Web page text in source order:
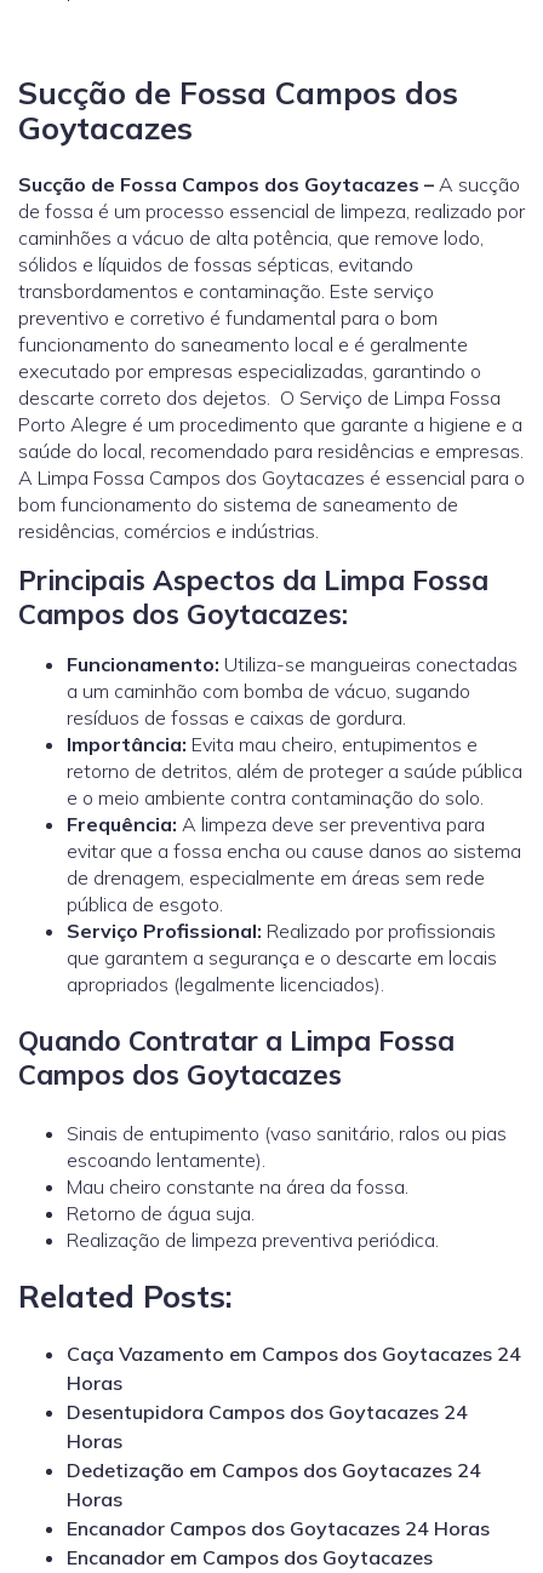
Sucção de Fossa Campos dos
Goytacazes
Sucção de Fossa Campos dos Goytacazes – A sucção
de fossa é um processo essencial de limpeza, realizado por
caminhões a vácuo de alta potência, que remove lodo,
sólidos e líquidos de fossas sépticas, evitando
transbordamentos e contaminação. Este serviço
preventivo e corretivo é fundamental para o bom
funcionamento do saneamento local e é geralmente
executado por empresas especializadas, garantindo o
descarte correto dos dejetos. O Serviço de Limpa Fossa
Porto Alegre é um procedimento que garante a higiene e a
saúde do local, recomendado para residências e empresas.
A Limpa Fossa Campos dos Goytacazes é essencial para o
bom funcionamento do sistema de saneamento de
residências, comércios e indústrias.
Principais Aspectos da Limpa Fossa
Campos dos Goytacazes:
Funcionamento: Utiliza-se mangueiras conectadas
a um caminhão com bomba de vácuo, sugando
resíduos de fossas e caixas de gordura.
Importância: Evita mau cheiro, entupimentos e
retorno de detritos, além de proteger a saúde pública
e o meio ambiente contra contaminação do solo.
Frequência: A limpeza deve ser preventiva para
evitar que a fossa encha ou cause danos ao sistema
de drenagem, especialmente em áreas sem rede
pública de esgoto.
Serviço Profissional: Realizado por profissionais
que garantem a segurança e o descarte em locais
apropriados (legalmente licenciados).
Quando Contratar a Limpa Fossa
Campos dos Goytacazes
Sinais de entupimento (vaso sanitário, ralos ou pias
escoando lentamente).
Mau cheiro constante na área da fossa.
Retorno de água suja.
Realização de limpeza preventiva periódica.
Related Posts:
Caça Vazamento em Campos dos Goytacazes 24
Horas
Desentupidora Campos dos Goytacazes 24
Horas
Dedetização em Campos dos Goytacazes 24
Horas
Encanador Campos dos Goytacazes 24 Horas
Encanador em Campos dos Goytacazes